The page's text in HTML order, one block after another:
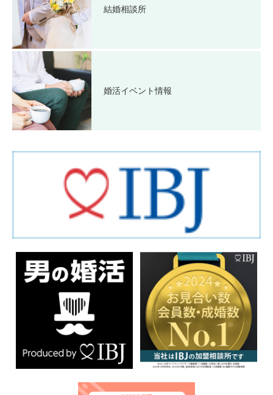
結婚相談所
婚活イベント情報